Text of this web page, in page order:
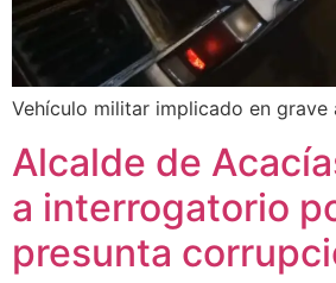
Vehículo militar implicado en grave
Alcalde de
a interrogatorio
presunta